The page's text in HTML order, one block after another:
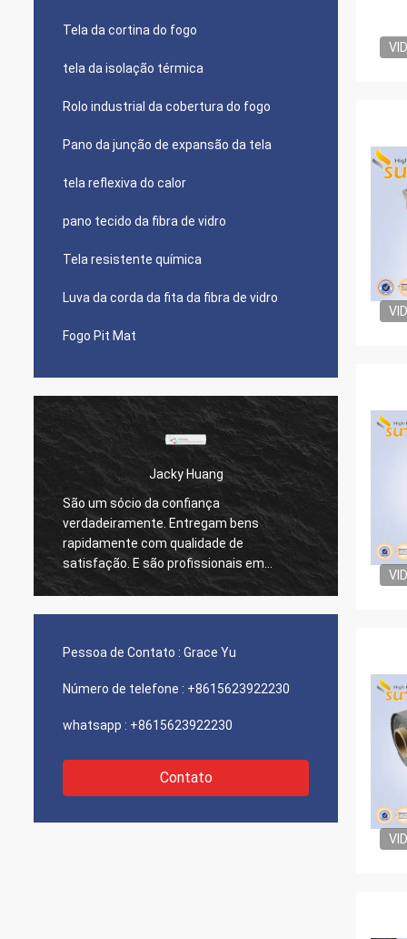
Tela da cortina do fogo
tela da isolação térmica
Rolo industrial da cobertura do fogo
Pano da junção de expansão da tela
tela reflexiva do calor
pano tecido da fibra de vidro
Tela resistente química
Luva da corda da fita da fibra de vidro
Fogo Pit Mat
Jacky Huang
sócio da confiança
Entregam bens
com qualidade de
E são profissionais em
têxteis de alta temperatura,
Nós temos trabalhado
mais de 10 anos, eles
qualidade estável sempre. Tratam
único pedido de nós
feliz trabalhar de
Pessoa de Contato : Grace Yu
Número de telefone : +8615623922230
whatsapp : +8615623922230
Contato